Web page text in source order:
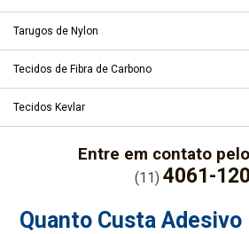
Tarugos de Nylon
Tecidos de Fibra de Carbono
Tecidos Kevlar
Entre em contato
(11) 4061-
Quanto Custa Adesivo